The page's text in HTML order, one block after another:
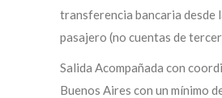
transferencia bancaria desde
pasajero (no cuentas de
Salida Acompañada con
Buenos Aires con un mínimo